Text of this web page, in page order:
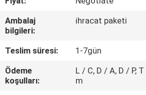
FABRIKA
TURU
KALITE
KONTROL
Ambalaj
bilgileri:
ihracat paketi
Teslim süresi:
1-7gün
Ödeme
koşulları:
L / C, D / A, D / P,
m